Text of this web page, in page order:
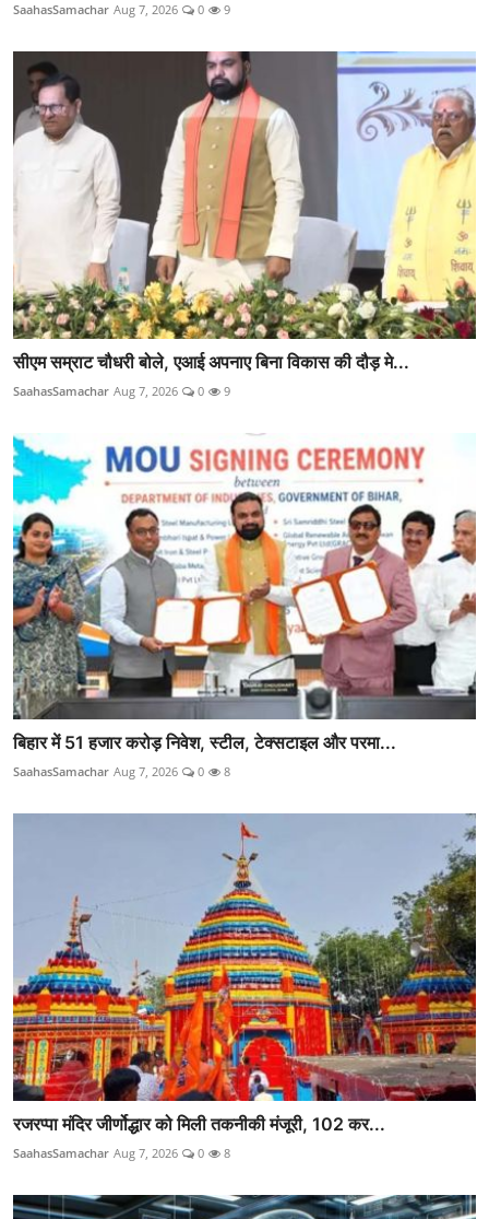
SaahasSamachar Aug 7, 2026 0 9
सीएम सम्राट चौधरी बोले, एआई अपनाए बिना विकास की दौड़ मे...
SaahasSamachar Aug 7, 2026 0 9
बिहार में 51 हजार करोड़ निवेश, स्टील, टेक्सटाइल और परमा...
SaahasSamachar Aug 7, 2026 0 8
रजरप्पा मंदिर जीर्णोद्धार को मिली तकनीकी मंजूरी, 102 कर...
SaahasSamachar Aug 7, 2026 0 8